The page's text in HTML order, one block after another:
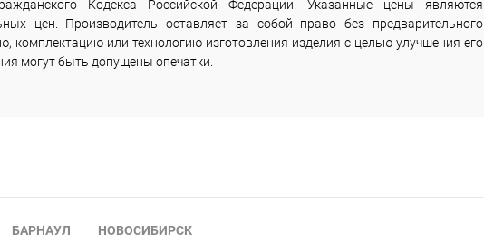
Кодекса Российской Федерации. Указанные цены являются
цен. Производитель оставляет за собой право без предварительного
комплектацию или технологию изготовления изделия с целью улучшения его
могут быть допущены опечатки.
БАРНАУЛ НОВОСИБИРСК